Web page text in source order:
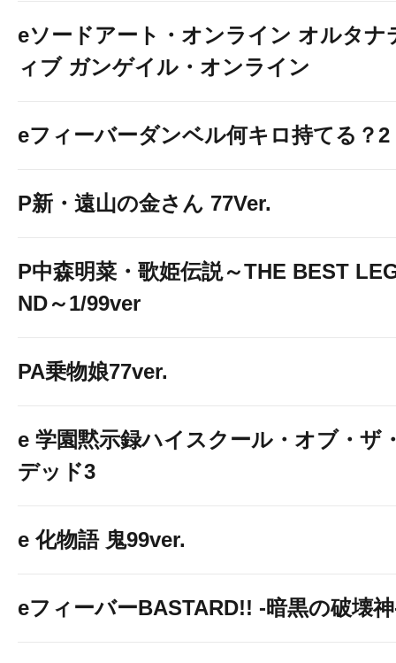
eソードアート・オンライン オルタナ
ィブ ガンゲイル・オンライン
eフィーバーダンベル何キロ持てる？2
P新・遠山の金さん 77Ver.
P中森明菜・歌姫伝説～THE BEST
ND～1/99ver
PA乗物娘77ver.
e 学園黙示録ハイスクール・オブ・ザ
デッド3
e 化物語 鬼99ver.
eフィーバーBASTARD!! -暗黒の破壊